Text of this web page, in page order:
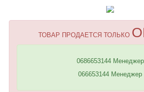
ТОВАР ПРОДАЕТСЯ ТОЛЬКО
0686653144 Менеджер
066653144 Менеджер